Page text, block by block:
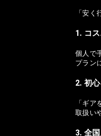
「安
1. コ
個人で
プラン
2. 初
「ギ
取扱い
3. 全